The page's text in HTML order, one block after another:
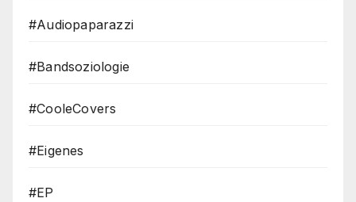
#Audiopaparazzi
#Bandsoziologie
#CooleCovers
#Eigenes
#EP